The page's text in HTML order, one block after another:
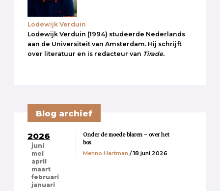
Lodewijk Verduin
Lodewijk Verduin (1994) studeerde Nederlands
aan de Universiteit van Amsterdam. Hij schrijft
over literatuur en is redacteur van Tirade.
Blog archief
2026
juni
mei
april
maart
februari
januari
Onder de moede blaren – over het
bos
Menno Hartman / 18 juni 2026